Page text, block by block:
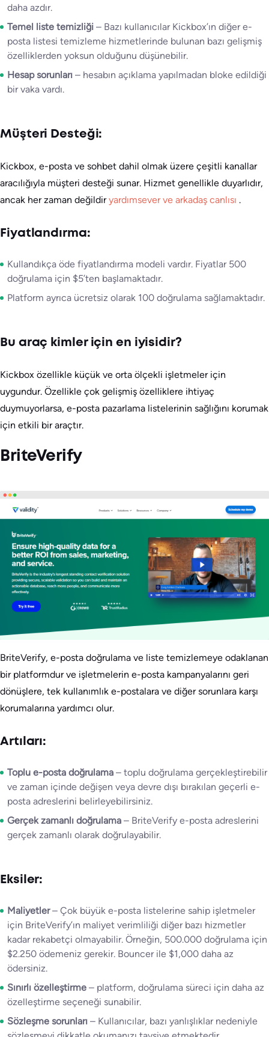
daha azdır.
Temel liste temizliği – Bazı kullanıcılar Kickbox’ın diğer e-
posta listesi temizleme hizmetlerinde bulunan bazı gelişmiş
özelliklerden yoksun olduğunu düşünebilir.
Hesap sorunları – hesabın açıklama yapılmadan bloke edildiği
bir vaka vardı.
Müşteri Desteği:
Kickbox, e-posta ve sohbet dahil olmak üzere çeşitli kanallar
aracılığıyla müşteri desteği sunar. Hizmet genellikle duyarlıdır,
ancak her zaman değildiryardımsever ve arkadaş canlısı .
Fiyatlandırma:
Kullandıkça öde fiyatlandırma modeli vardır. Fiyatlar 500
doğrulama için $5’ten başlamaktadır.
Platform ayrıca ücretsiz olarak 100 doğrulama sağlamaktadır.
Bu araç kimler için en iyisidir?
Kickbox özellikle küçük ve orta ölçekli işletmeler için
uygundur. Özellikle çok gelişmiş özelliklere ihtiyaç
duymuyorlarsa, e-posta pazarlama listelerinin sağlığını korumak
için etkili bir araçtır.
BriteVerify
BriteVerify, e-posta doğrulama ve liste temizlemeye odaklanan
bir platformdur ve işletmelerin e-posta kampanyalarını geri
dönüşlere, tek kullanımlık e-postalara ve diğer sorunlara karşı
korumalarına yardımcı olur.
Artıları:
Toplu e-posta doğrulama – toplu doğrulama gerçekleştirebilir
ve zaman içinde değişen veya devre dışı bırakılan geçerli e-
posta adreslerini belirleyebilirsiniz.
Gerçek zamanlı doğrulama – BriteVerify e-posta adreslerini
gerçek zamanlı olarak doğrulayabilir.
Eksiler:
Maliyetler– Çok büyük e-posta listelerine sahip işletmeler
için BriteVerify’ın maliyet verimliliği diğer bazı hizmetler
kadar rekabetçi olmayabilir. Örneğin, 500.000 doğrulama için
$2.250 ödemeniz gerekir. Bouncer ile $1,000 daha az
ödersiniz.
Sınırlı özelleştirme – platform, doğrulama süreci için daha az
özelleştirme seçeneği sunabilir.
Sözleşme sorunları – Kullanıcılar, bazı yanlışlıklar nedeniyle